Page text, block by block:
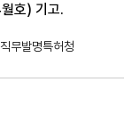
호) 기고.
무발명특허청